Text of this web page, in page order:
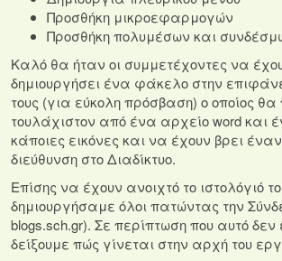
Προσθήκη μικροεφαρμογών
Προσθήκη πολυμέσων και
Καλό θα ήταν οι συμμετέχοντες να
δημιουργήσει ένα φάκελο στην
τους (για εύκολη πρόσβαση) ο οποίος θα
τουλάχιστον από ένα αρχείο word και
κάποιες εικόνες και να έχουν βρει
διεύθυνση στο Διαδίκτυο.
Επίσης να έχουν ανοιχτό το ιστολόγιό
δημιουργήσαμε όλοι πατώντας την
blogs.sch.gr). Σε περίπτωση που αυτό δεν
δείξουμε πώς γίνεται στην αρχή του